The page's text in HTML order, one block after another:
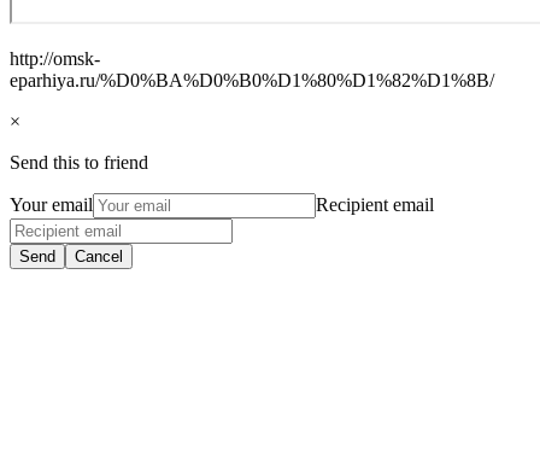
http://omsk-
eparhiya.ru/%D0%BA%D0%B0%D1%80%D1%82%D1%8B/
×
Send this to friend
Your email Recipient email
Send Cancel